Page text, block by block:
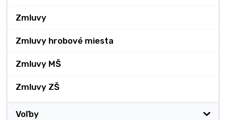
Zmluvy
Zmluvy hrobové miesta
Zmluvy MŠ
Zmluvy ZŠ
Voľby